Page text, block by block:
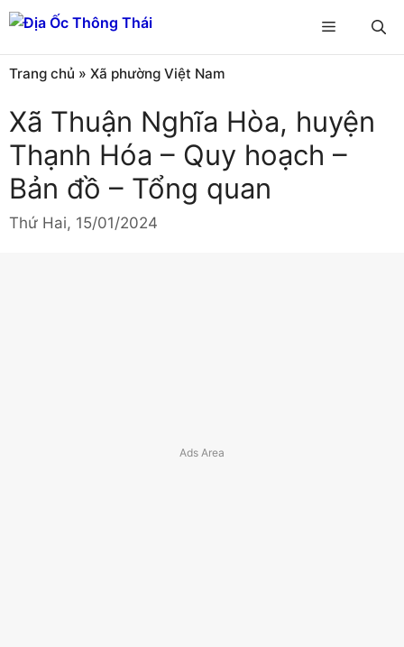
Chuyển
đến
nội
dung
Menu
Trang chủ » Xã phường Việt Nam
Xã Thuận Nghĩa Hòa, huyện
Thạnh Hóa – Quy hoạch –
Bản đồ – Tổng quan
Thứ Hai, 15/01/2024